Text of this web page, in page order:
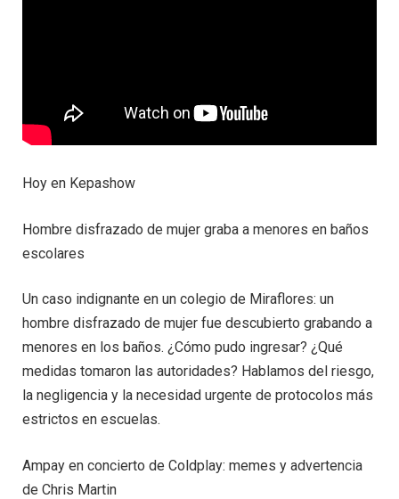
Hoy en Kepashow
Hombre disfrazado de mujer graba a menores en baños
escolares
Un caso indignante en un colegio de Miraflores: un
hombre disfrazado de mujer fue descubierto grabando a
menores en los baños. ¿Cómo pudo ingresar? ¿Qué
medidas tomaron las autoridades? Hablamos del riesgo,
la negligencia y la necesidad urgente de protocolos más
estrictos en escuelas.
Ampay en concierto de Coldplay: memes y advertencia
de Chris Martin